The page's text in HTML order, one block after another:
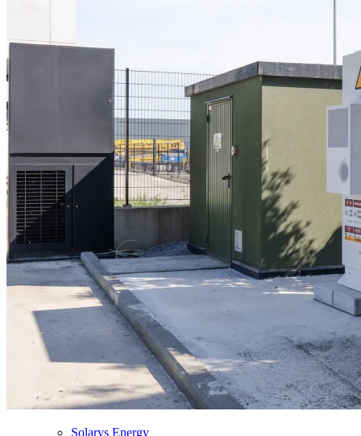
Solarys Energy